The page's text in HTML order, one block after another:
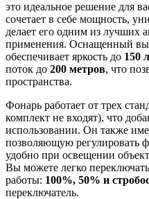
это идеальное решение для
сочетает в себе мощность,
делает его одним из лучших
применения. Оснащенный
обеспечивает яркость до 150
поток до 200 метров, что
пространства.
Фонарь работает от трех
комплект не входят), что
использовании. Он также
позволяющую регулировать
удобно при освещении
Вы можете легко
работы: 100%, 50% и
переключатель.